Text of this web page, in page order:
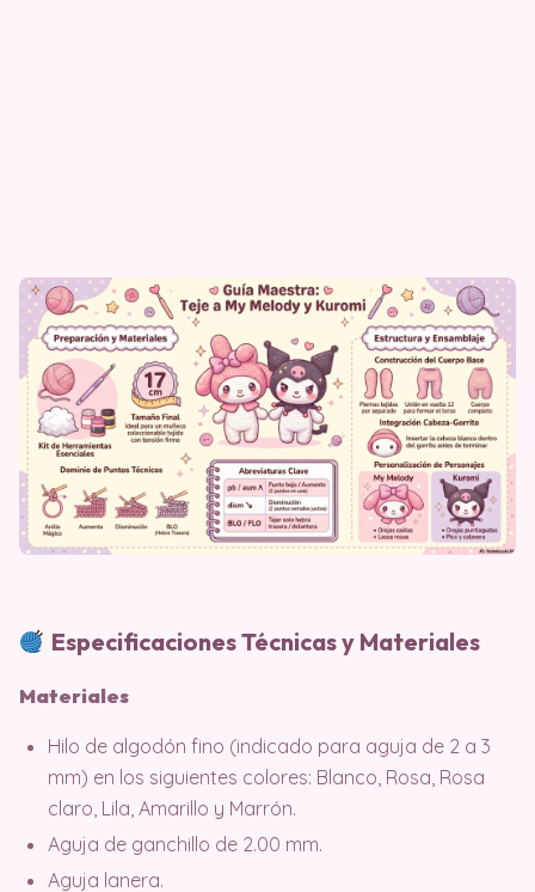
Especificaciones Técnicas y Materiales
Materiales
Hilo de algodón fino (indicado para aguja de 2 a 3
mm) en los siguientes colores: Blanco, Rosa, Rosa
claro, Lila, Amarillo y Marrón.
Aguja de ganchillo de 2.00 mm.
Aguja lanera.